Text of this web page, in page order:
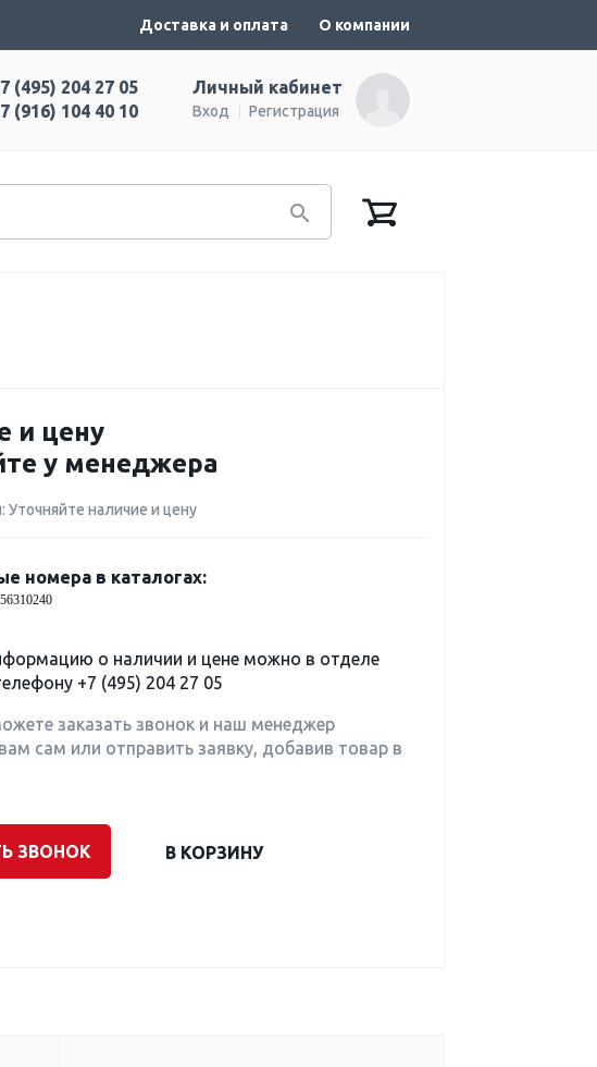
Доставка и оплата О компании
Личный кабинет
Вход Регистрация
(495) 204 27 05
(916) 104 40 10
и цену
у менеджера
Уточняйте наличие и цену
номера в каталогах:
о наличии и цене можно в отделе
+7 (495) 204 27 05
заказать звонок и наш менеджер
сам или отправить заявку, добавив товар в
ЗВОНОК В КОРЗИНУ